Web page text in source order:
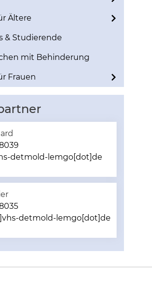
Ältere
& Studierende
mit Behinderung
Frauen
detmold-lemgo[dot]de
detmold-lemgo[dot]de